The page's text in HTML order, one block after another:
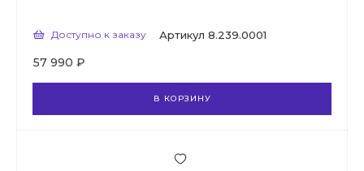
Доступно к заказу Артикул 8.239.0001
57 990 ₽
В КОРЗИНУ